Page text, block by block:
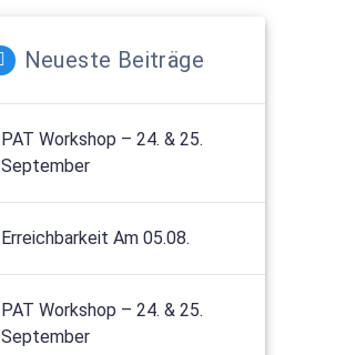
Neueste Beiträge
PAT Workshop – 24. & 25.
September
Erreichbarkeit Am 05.08.
PAT Workshop – 24. & 25.
September